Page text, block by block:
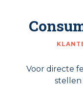
Voor directe
stellen